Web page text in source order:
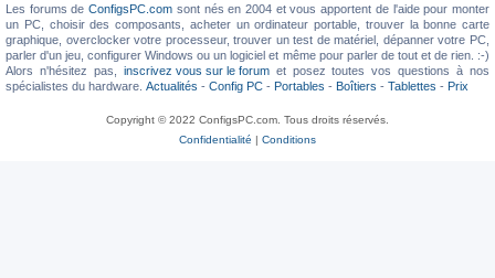
Les forums deConfigsPC.com sont nés en 2004 et vous apportent de l'aide pour monter
un PC, choisir des composants, acheter un ordinateur portable, trouver la bonne carte
graphique, overclocker votre processeur, trouver un test de matériel, dépanner votre PC,
parler d'un jeu, configurer Windows ou un logiciel et même pour parler de tout et de rien. :-)
Alors n'hésitez pas, inscrivez vous sur le forumet posez toutes vos questions à nos
spécialistes du hardware. Actualités - Config PC - Portables - Boîtiers - Tablettes - Prix
Copyright © 2022 ConfigsPC.com. Tous droits réservés.
Confidentialité | Conditions